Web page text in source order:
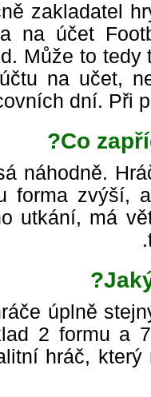
zakladatel
na účet
Může to
na učet,
dní. Při
Co
náhodně.
forma zvýší,
utkání, má
úplně
2 formu a
hráč,